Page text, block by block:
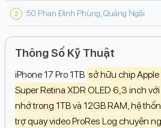
50 Phan Đình Phùng, Quảng Ngãi
Thông Số Kỹ Thuật
iPhone 17 Pro 1TB sở hữu chip Apple
Super Retina XDR OLED 6,3 inch
nhớ trong 1TB và 12GB RAM, hệ
trợ quay video ProRes Log chuyên